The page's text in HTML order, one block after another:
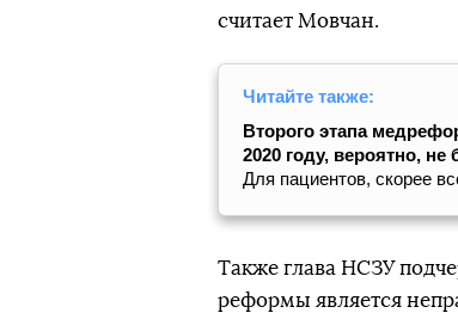
считает Мовчан.
Читайте также:
Второго этапа
2020 году, вероятно, не
Для пациентов, скорее
Также глава НСЗУ
реформы является